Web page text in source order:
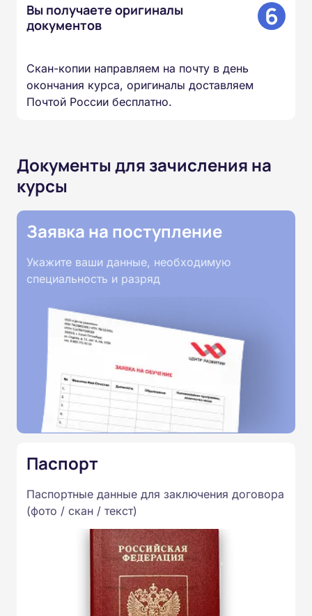
Вы получаете оригиналы
документов
6
Скан-копии направляем на почту в день
окончания курса, оригиналы доставляем
Почтой России бесплатно.
Документы для зачисления на
курсы
Заявка на поступление
Укажите ваши данные, необходимую
специальность и разряд
Паспорт
Паспортные данные для заключения договора
(фото / скан / текст)